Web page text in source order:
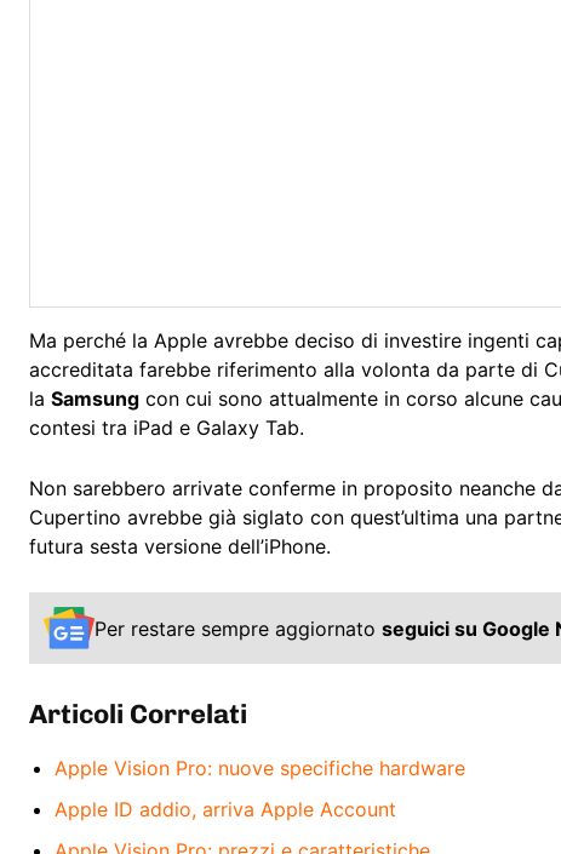
Ma perché la Apple avrebbe deciso di investire ingenti
accreditata farebbe riferimento alla volonta da parte di
la Samsung con cui sono attualmente in corso alcune
contesi tra iPad e Galaxy Tab.
Non sarebbero arrivate conferme in proposito neanche
Cupertino avrebbe già siglato con quest’ultima una
futura sesta versione dell’iPhone.
Per restare sempre aggiornato seguici su Google
Articoli Correlati
Apple Vision Pro: nuove specifiche hardware
Apple ID addio, arriva Apple Account